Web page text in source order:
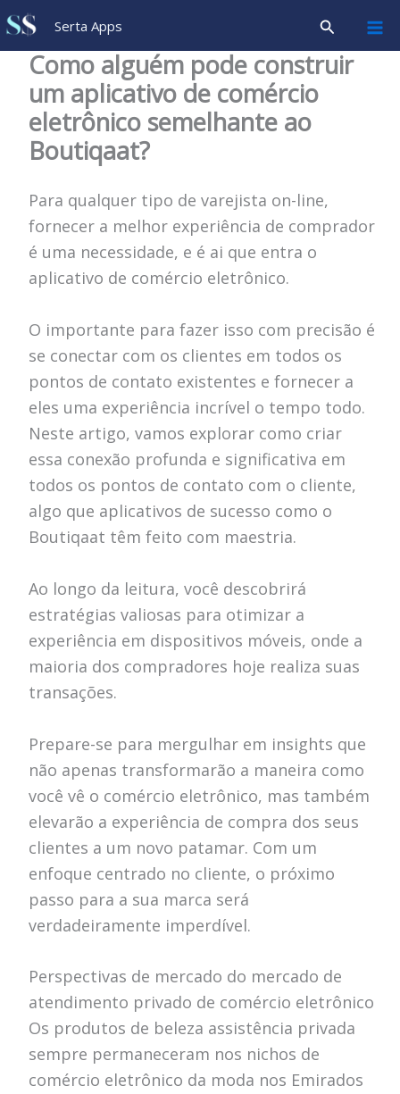
Ir
para
conteúdo
Serta Apps Pesquisar
Como alguém pode construir
um aplicativo de comércio
eletrônico semelhante ao
Boutiqaat?
Para qualquer tipo de varejista on-line,
fornecer a melhor experiência de comprador
é uma necessidade, e é ai que entra o
aplicativo de comércio eletrônico.
O importante para fazer isso com precisão é
se conectar com os clientes em todos os
pontos de contato existentes e fornecer a
eles uma experiência incrível o tempo todo.
Neste artigo, vamos explorar como criar
essa conexão profunda e significativa em
todos os pontos de contato com o cliente,
algo que aplicativos de sucesso como o
Boutiqaat têm feito com maestria.
Ao longo da leitura, você descobrirá
estratégias valiosas para otimizar a
experiência em dispositivos móveis, onde a
maioria dos compradores hoje realiza suas
transações.
Prepare-se para mergulhar em insights que
não apenas transformarão a maneira como
você vê o comércio eletrônico, mas também
elevarão a experiência de compra dos seus
clientes a um novo patamar. Com um
enfoque centrado no cliente, o próximo
passo para a sua marca será
verdadeiramente imperdível.
Perspectivas de mercado do mercado de
atendimento privado de comércio eletrônico
Os produtos de beleza assistência privada
sempre permaneceram nos nichos de
comércio eletrônico da moda nos Emirados